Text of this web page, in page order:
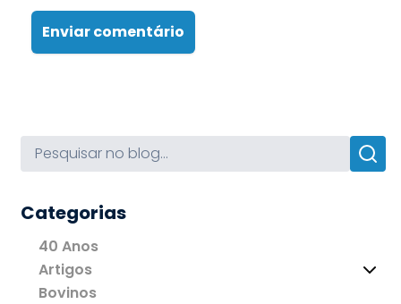
Enviar comentário
Categorias
40 Anos
Artigos
Bovinos